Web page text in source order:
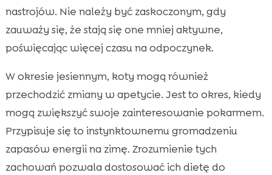
nastrojów. Nie należy być zaskoczonym, gdy
zauważy się, że stają się one mniej aktywne,
poświęcając więcej czasu na odpoczynek.
W okresie jesiennym, koty mogą również
przechodzić zmiany w apetycie. Jest to okres, kiedy
mogą zwiększyć swoje zainteresowanie pokarmem.
Przypisuje się to instynktownemu gromadzeniu
zapasów energii na zimę. Zrozumienie tych
zachowań pozwala dostosować ich dietę do